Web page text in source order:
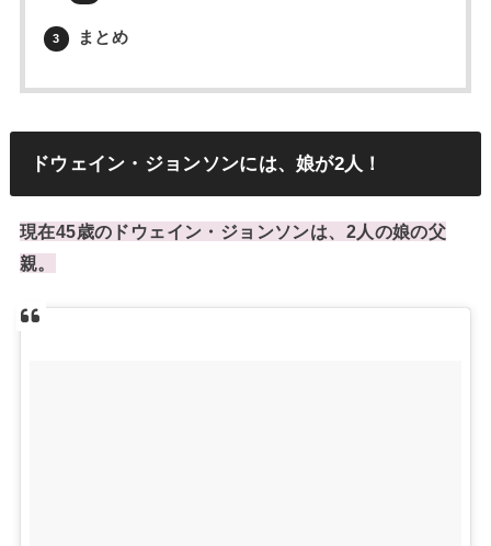
3 まとめ
ドウェイン・ジョンソンには、娘が2人！
現在45歳のドウェイン・ジョンソンは、2人の娘の父
親。